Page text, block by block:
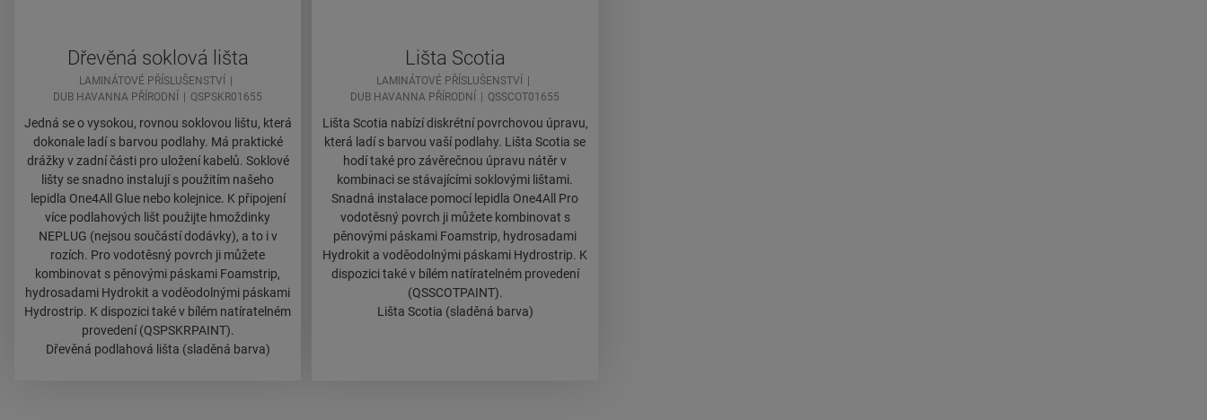
Dřevěná soklová lišta
LAMINÁTOVÉ PŘÍSLUŠENSTVÍ
DUB HAVANNA PŘÍRODNÍ
QSPSKR01655
Jedná se o vysokou, rovnou soklovou lištu, která
dokonale ladí s barvou podlahy. Má praktické
drážky v zadní části pro uložení kabelů. Soklové
lišty se snadno instalují s použitím našeho
lepidla One4All Glue nebo kolejnice. K připojení
více podlahových lišt použijte hmoždinky
NEPLUG (nejsou součástí dodávky), a to i v
rozích. Pro vodotěsný povrch ji můžete
kombinovat s pěnovými páskami Foamstrip,
hydrosadami Hydrokit a voděodolnými páskami
Hydrostrip. K dispozici také v bílém natíratelném
provedení (QSPSKRPAINT).
Dřevěná podlahová lišta (sladěná barva)
Lišta Scotia
LAMINÁTOVÉ PŘÍSLUŠENSTVÍ
DUB HAVANNA PŘÍRODNÍ
QSSCOT01655
Lišta Scotia nabízí diskrétní povrchovou úpravu,
která ladí s barvou vaší podlahy. Lišta Scotia se
hodí také pro závěrečnou úpravu nátěr v
kombinaci se stávajícími soklovými lištami.
Snadná instalace pomocí lepidla One4All Pro
vodotěsný povrch ji můžete kombinovat s
pěnovými páskami Foamstrip, hydrosadami
Hydrokit a voděodolnými páskami Hydrostrip. K
dispozici také v bílém natíratelném provedení
(QSSCOTPAINT).
Lišta Scotia (sladěná barva)